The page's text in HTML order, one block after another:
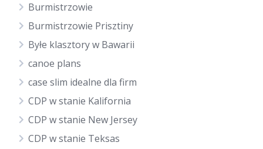
Burmistrzowie
Burmistrzowie Prisztiny
Byłe klasztory w Bawarii
canoe plans
case slim idealne dla firm
CDP w stanie Kalifornia
CDP w stanie New Jersey
CDP w stanie Teksas